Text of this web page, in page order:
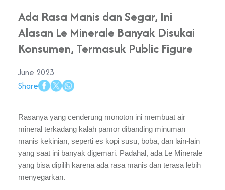
Ada Rasa Manis dan Segar, Ini
Alasan Le Minerale Banyak Disukai
Konsumen, Termasuk Public Figure
June 2023
Share
Rasanya yang cenderung monoton ini membuat air
mineral terkadang kalah pamor dibanding minuman
manis kekinian, seperti es kopi susu, boba, dan lain-lain
yang saat ini banyak digemari. Padahal, ada Le Minerale
yang bisa dipilih karena ada rasa manis dan terasa lebih
menyegarkan.